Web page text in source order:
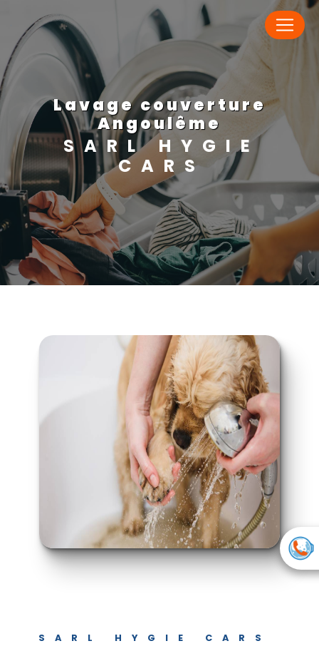
lavage couverture
Angoulême
SARL HYGIE
CARS
SARL HYGIE CARS
Panneau de gestion des cookies